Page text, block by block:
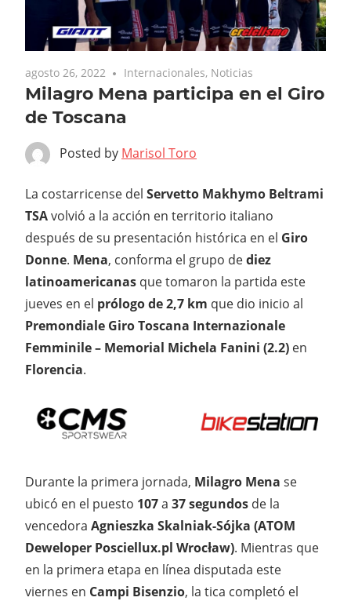
agosto 26, 2022 Internacionales, Noticias
Milagro Mena participa en el Giro
de Toscana
Posted by Marisol Toro
La costarricense del Servetto Makhymo Beltrami
TSAvolvió a la acción en territorio italiano
después de su presentación histórica en el Giro
Donne. Mena, conforma el grupo dediez
latinoamericanas que tomaron la partida este
jueves en el prólogo de 2,7 km que dio inicio al
Premondiale Giro Toscana Internazionale
Femminile – Memorial Michela Fanini (2.2) en
Florencia.
Durante la primera jornada, Milagro Mena se
ubicó en el puesto 107a 37 segundos de la
vencedora Agnieszka Skalniak-Sójka (ATOM
Deweloper Posciellux.pl Wrocław). Mientras que
en la primera etapa en línea disputada este
viernes en Campi Bisenzio, la tica completó el